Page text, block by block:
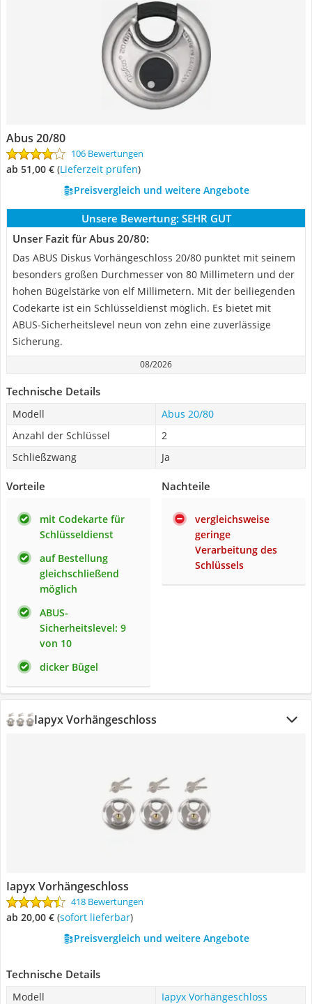
Abus 20/80
106 Bewertungen
ab 51,00 € (Lieferzeit prüfen)
Preisvergleich und weitere Angebote
Unsere Bewertung: SEHR GUT
Unser Fazit für Abus 20/80:
Das ABUS Diskus Vorhängeschloss 20/80 punktet mit seinem
besonders großen Durchmesser von 80 Millimetern und der
hohen Bügelstärke von elf Millimetern. Mit der beiliegenden
Codekarte ist ein Schlüsseldienst möglich. Es bietet mit
ABUS-Sicherheitslevel neun von zehn eine zuverlässige
Sicherung.
08/2026
Technische Details
Modell
Abus 20/80
Anzahl der Schlüssel
2
Schließzwang
Ja
Vorteile
mit Codekarte für
Schlüsseldienst
auf Bestellung
gleichschließend
möglich
ABUS-
Sicherheitslevel: 9
von 10
dicker Bügel
Nachteile
vergleichsweise
geringe
Verarbeitung des
Schlüssels
Iapyx Vorhängeschloss
Iapyx Vorhängeschloss
418 Bewertungen
ab 20,00 € ( Sofort lieferbar)
Preisvergleich und weitere Angebote
Technische Details
Modell
Iapyx Vorhängeschloss